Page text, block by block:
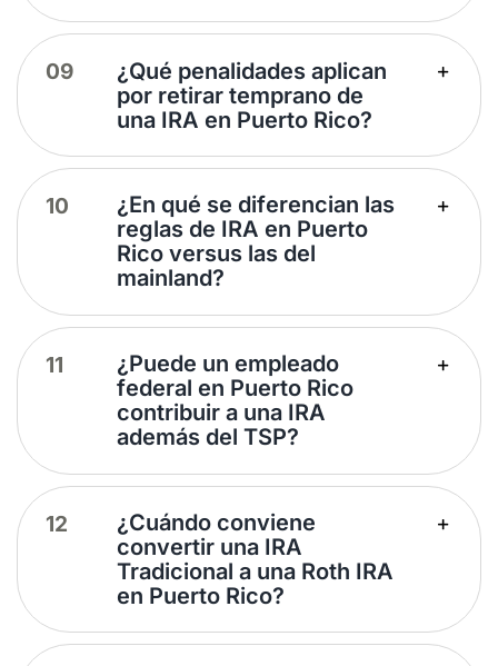
¿Qué penalidades aplican
por retirar temprano de
una IRA en Puerto Rico?
¿En qué se diferencian las
reglas de IRA en Puerto
Rico versus las del
mainland?
¿Puede un empleado
federal en Puerto Rico
contribuir a una IRA
además del TSP?
¿Cuándo conviene
convertir una IRA
Tradicional a una Roth IRA
en Puerto Rico?